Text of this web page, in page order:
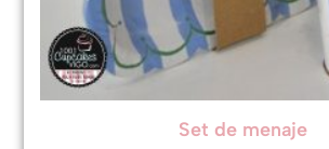
Set de menaje